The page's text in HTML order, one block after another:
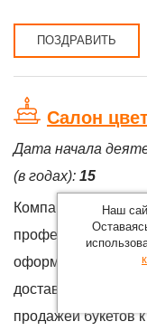
ПОЗДРАВИТЬ
Салон
Дата начала
(в годах): 15
Компания
оформлением
доставкой
продажей букетов
Наш